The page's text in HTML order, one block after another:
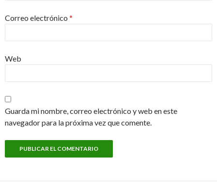
Correo electrónico *
Web
Guarda mi nombre, correo electrónico y web en este
navegador para la próxima vez que comente.